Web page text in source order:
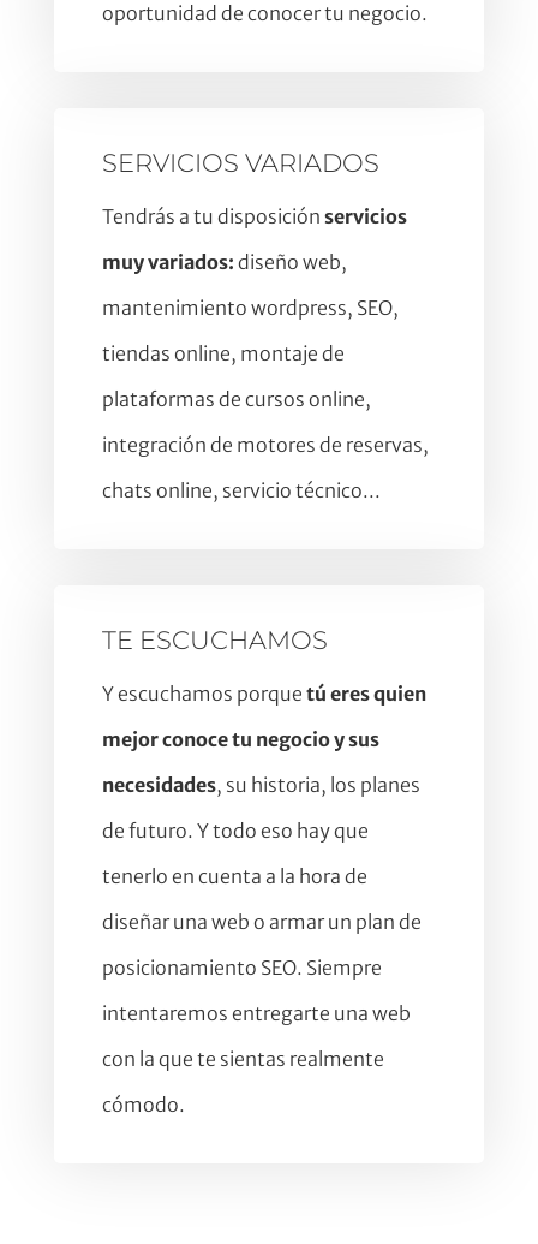
oportunidad de conocer tu negocio.
SERVICIOS VARIADOS
Tendrás a tu disposición servicios
muy variados: diseño web,
mantenimiento wordpress, SEO,
tiendas online, montaje de
plataformas de cursos online,
integración de motores de reservas,
chats online, servicio técnico...
TE ESCUCHAMOS
Y escuchamos porque tú eres quien
mejor conoce tu negocio y sus
necesidades, su historia, los planes
de futuro. Y todo eso hay que
tenerlo en cuenta a la hora de
diseñar una web o armar un plan de
posicionamiento SEO. Siempre
intentaremos entregarte una web
con la que te sientas realmente
cómodo.